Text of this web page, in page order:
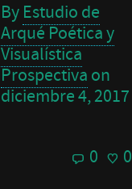
By Estudio de
Arqué Poética y
Visualística
Prospectiva on
diciembre 4, 2017
0 0